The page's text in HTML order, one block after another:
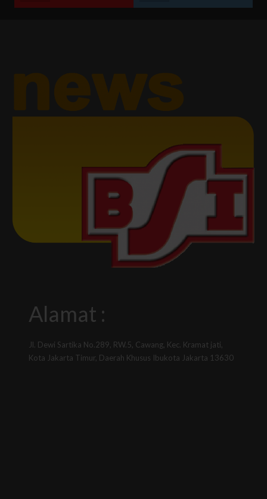
Alamat :
Jl. Dewi Sartika No.289, RW.5, Cawang, Kec. Kramat jati,
Kota Jakarta Timur, Daerah Khusus Ibukota Jakarta 13630